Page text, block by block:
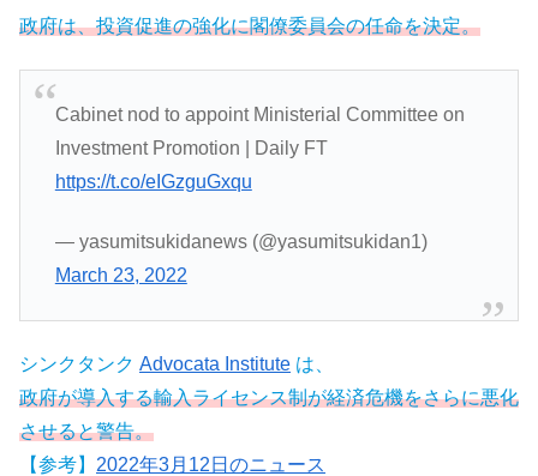
政府は、投資促進の強化に閣僚委員会の任命を決定。
Cabinet nod to appoint Ministerial Committee on
Investment Promotion | Daily FT
https://t.co/eIGzguGxqu
— yasumitsukidanews (@yasumitsukidan1)
March 23, 2022
シンクタンク Advocata Institute は、
政府が導入する輸入ライセンス制が経済危機をさらに悪化
させると警告。
【参考】 2022年3月12日のニュース